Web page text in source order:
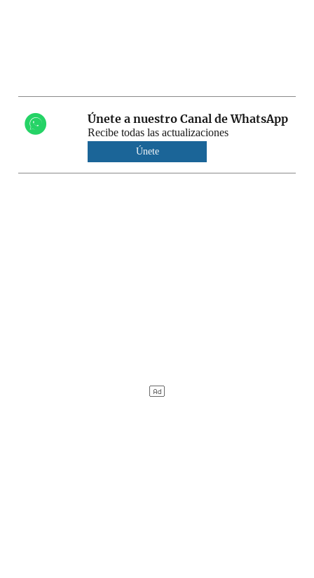
Únete a nuestro Canal de WhatsApp
Recibe todas las actualizaciones
Únete